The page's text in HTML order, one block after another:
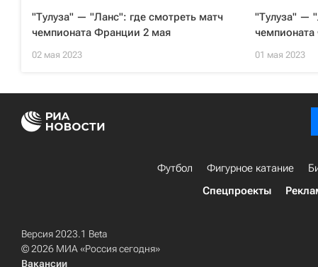
"Тулуза" — "Ланс": где смотреть матч
чемпионата Франции 2 мая
02 мая 2023
"Тулуза" —
01 мая 2023
Футбол Фигурное катание
Спецпроекты
Версия 2023.1 Beta
© 2026 МИА «Россия сегодня»
Вакансии